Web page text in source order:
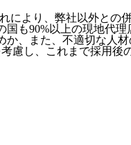
により、弊社以外との
も90%以上の現地代理
、また、不適切な人
慮し、これまで採用後